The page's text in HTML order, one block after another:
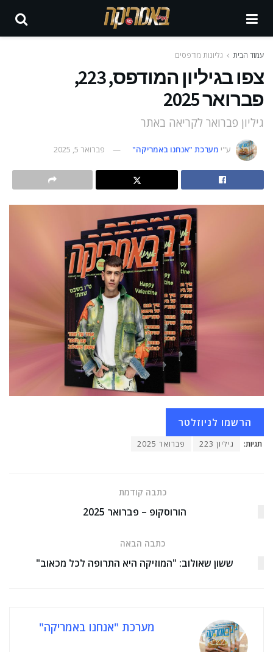
עמוד הבית גליונות מודפסים
צפו בגיליון המודפס, 223,
פברואר 2025
גיליון פברואר לקריאה באתר
ע"י מערכת "אנחנו באמריקה" פברואר 5, 2025
הרשמו לניוזלטר
תגיות: גיליון 223 פברואר 2025
כתבה קודמת
הורוסקופ – פברואר 2025
כתבה הבאה
ששון שאולוב: "המוזיקה היא התרופה לכל מכאוב"
מערכת "אנחנו באמריקה"